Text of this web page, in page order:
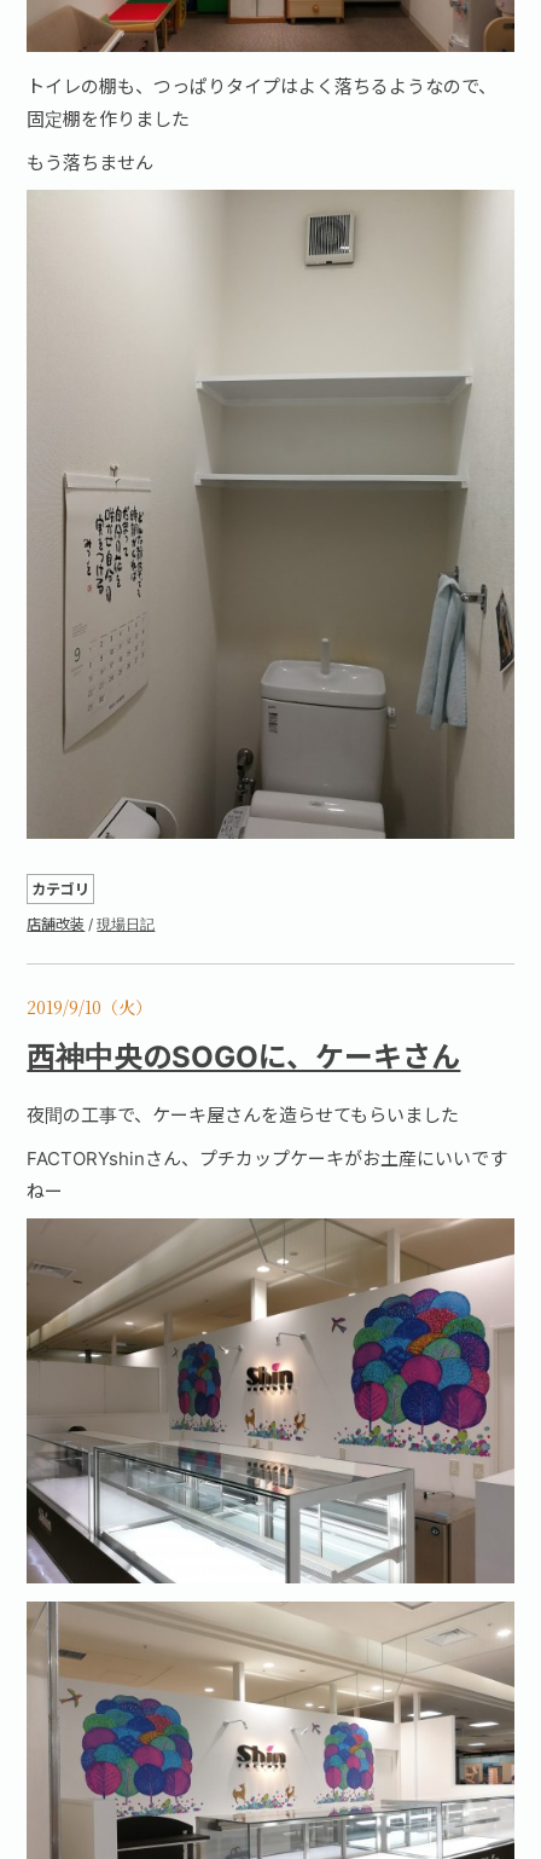
トイレの棚も、つっぱりタイプはよく落ちるようなので、
固定棚を作りました
もう落ちません
カテゴリ
店舗改装 /現場日記
2019/9/10（火）
西神中央のSOGOに、ケーキさん
夜間の工事で、ケーキ屋さんを造らせてもらいました
FACTORYshinさん、プチカップケーキがお土産にいいです
ねー